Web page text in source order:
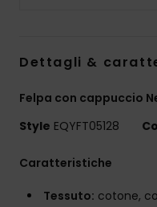
Dettagli &
Felpa con cappuccio
Style EQYFT05128
Caratteristiche
Tessuto: cotone,